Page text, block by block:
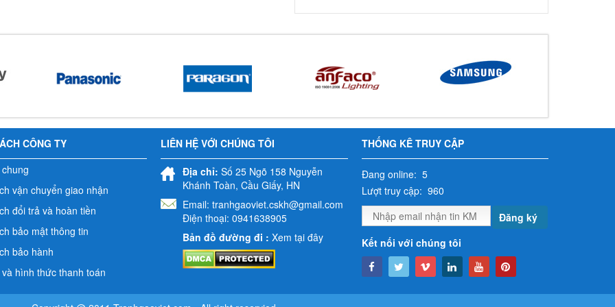
CÔNG TY
vận chuyển giao nhận
đổi trả và hoàn tiền
bảo mật thông tin
bảo hành
hình thức thanh toán
LIÊN HỆ VỚI CHÚNG TÔI
Địa chỉ: Số 25 Ngõ 158 Nguyễn
Khánh Toàn, Cầu Giấy, HN
Email: tranhgaoviet.cskh@gmail.com
Điện thoại: 0941638905
Bản đồ đường đi : Xem tại đây
THỐNG KÊ TRUY CẬP
Đang online: 5
Lượt truy cập: 960
Đăng ký
Kết nối với chúng tôi